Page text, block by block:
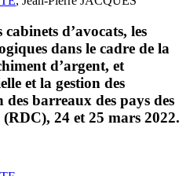
d’avocats, les
dans le cadre de la
d’argent, et
et la gestion des
des barreaux des pays des
24 et 25 mars 2022.